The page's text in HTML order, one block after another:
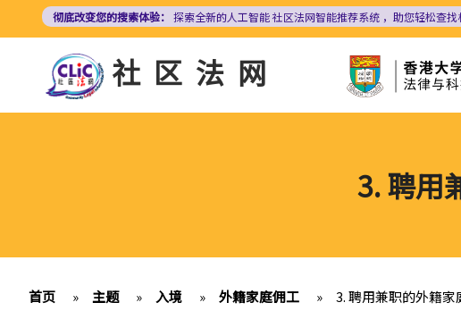
内
彻底改变您的搜索体验： 探索全新的人工智能社区法网智能推荐系统 ，助您轻松查
社区法网
3. 聘用
首页 » 主题 » 入境 » 外籍家庭佣工 » 3. 聘用兼职的外籍家